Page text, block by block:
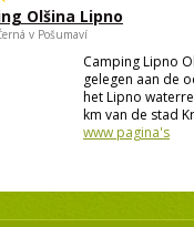
Olšina Lipno
v Pošumaví
Camping Lipno
gelegen aan de
het Lipno
km van de stad
www pagina's